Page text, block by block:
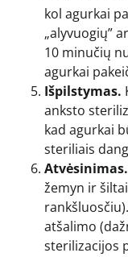
kol agurkai
„alyvuogių”
10 minučių
agurkai
Išpilstymas.
anksto
kad agurkai
steriliais
Atvėsinimas.
žemyn ir
atšalimo
sterilizacijos